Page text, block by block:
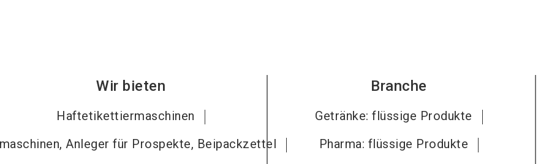
Wir bieten
Haftetikettiermaschinen
Anleger für Prospekte, Beipackzettel
Branche
Getränke: flüssige Produkte
Pharma: flüssige Produkte